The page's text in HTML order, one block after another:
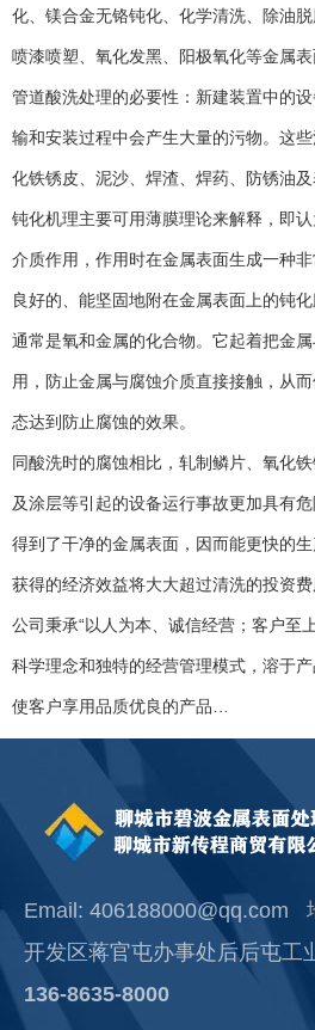
化、镁合金无铬钝化、化学清洗、除油脱
喷漆喷塑、氧化发黑、阳极氧化等金属表
管道酸洗处理的必要性：新建装置中的
输和安装过程中会产生大量的污物。这
化铁锈皮、泥沙、焊渣、焊药、防锈油及
钝化机理主要可用薄膜理论来解释，即
介质作用，作用时在金属表面生成一种
良好的、能坚固地附在金属表面上的钝
通常是氧和金属的化合物。它起着把金
用，防止金属与腐蚀介质直接接触，从
态达到防止腐蚀的效果。
同酸洗时的腐蚀相比，轧制鳞片、氧化
及涂层等引起的设备运行事故更加具有
得到了干净的金属表面，因而能更快的
获得的经济效益将大大超过清洗的投资费
公司秉承“以人为本、诚信经营；客户至
科学理念和独特的经营管理模式，溶于
使客户享用品质优良的产品…
Email: 406188000@qq.com
开发区蒋官屯办事处后后屯工
136-8635-8000